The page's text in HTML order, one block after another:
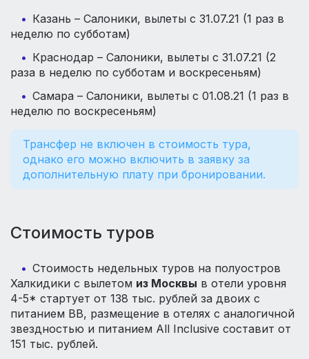
Казань – Салоники, вылеты с 31.07.21 (1 раз в
неделю по субботам)
Краснодар – Салоники, вылеты с 31.07.21 (2
раза в неделю по субботам и воскресеньям)
Самара – Салоники, вылеты с 01.08.21 (1 раз в
неделю по воскресеньям)
Трансфер не включен в стоимость тура,
однако его можно включить в заявку за
дополнительную плату при бронировании.
Стоимость туров
Стоимость недельных туров на полуостров
Халкидики с вылетом из Москвы в отели уровня
4-5* стартует от 138 тыс. рублей за двоих с
питанием BB, размещение в отелях с аналогичной
звездностью и питанием All Inclusive составит от
151 тыс. рублей.